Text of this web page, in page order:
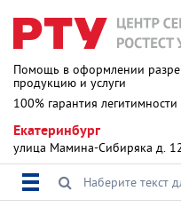
Помощь в оформлении
продукцию и услуги
100% гарантия
Екатеринбург
улица Мамина-Сибиряка д.